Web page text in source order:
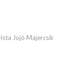
Jojó Majercsik